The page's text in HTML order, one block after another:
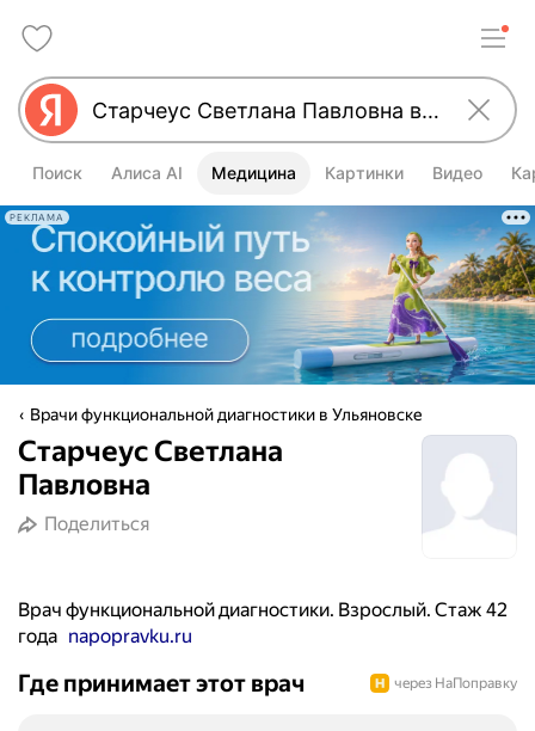
Поиск Алиса AI Медицина Картинки Видео
РЕКЛАМА
Врачи функциональной диагностики в Ульяновске
Старчеус Светлана
Павловна
Поделиться
Врач функциональной диагностики. Взрослый. Стаж 42
года napopravku.ru
Где принимает этот врач через НаПоправку